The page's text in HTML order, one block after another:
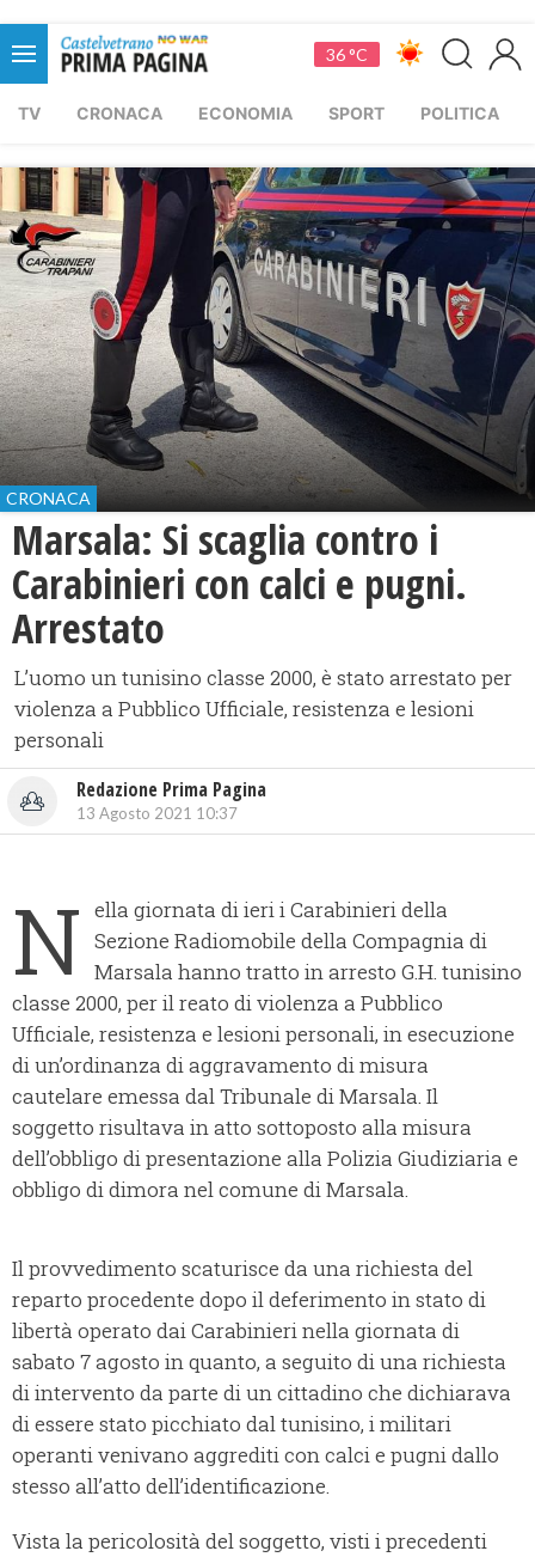
36 °C
TV CRONACA ECONOMIA SPORT POLITICA
CRONACA
Marsala: Si scaglia contro i
Carabinieri con calci e pugni.
Arrestato
L’uomo un tunisino classe 2000, è stato arrestato per
violenza a Pubblico Ufficiale, resistenza e lesioni
personali
Redazione Prima Pagina
13 Agosto 2021 10:37
N ella giornata di ieri i Carabinieri della
Sezione Radiomobile della Compagnia di
Marsala hanno tratto in arresto G.H. tunisino
classe 2000, per il reato di violenza a Pubblico
Ufficiale, resistenza e lesioni personali, in esecuzione
di un’ordinanza di aggravamento di misura
cautelare emessa dal Tribunale di Marsala. Il
soggetto risultava in atto sottoposto alla misura
dell’obbligo di presentazione alla Polizia Giudiziaria e
obbligo di dimora nel comune di Marsala.
Il provvedimento scaturisce da una richiesta del
reparto procedente dopo il deferimento in stato di
libertà operato dai Carabinieri nella giornata di
sabato 7 agosto in quanto, a seguito di una richiesta
di intervento da parte di un cittadino che dichiarava
di essere stato picchiato dal tunisino, i militari
operanti venivano aggrediti con calci e pugni dallo
stesso all’atto dell’identificazione.
Vista la pericolosità del soggetto, visti i precedenti